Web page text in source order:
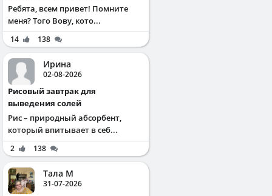
Ребята, всем привет! Помните
меня? Того Вову, кото...
14 138
Ирина
02-08-2026
Рисовый завтрак для
выведения солей
Рис – природный абсорбент,
который впитывает в себ...
2 138
Тала М
31-07-2026